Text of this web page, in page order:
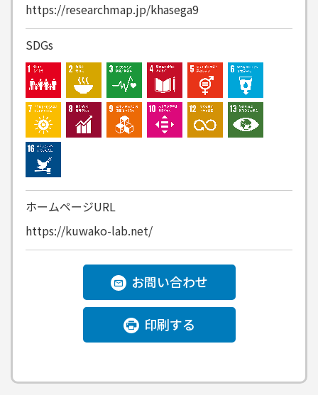
https://researchmap.jp/khasega9
SDGs
ホームページURL
https://kuwako-lab.net/
お問い合わせ
印刷する